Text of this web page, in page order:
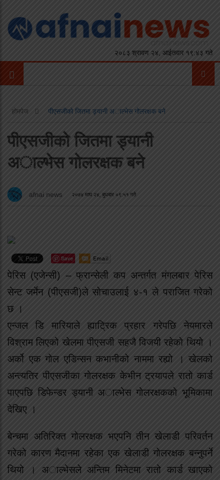
२०८३ श्रावण २४, आईतवार १९:४३ गते
होमपेज पीएसजीको जितमा ड्यानी अाल्भेस गोलरक्षक बने
पीएसजीको जितमा ड्यानी
अाल्भेस गोलरक्षक बने
afnai news २०७४ माघ २४, बुधबार ०९:५१ गते
Save
पेरिस (एजेन्सी) – फ्रान्सेली कप अन्तर्गत मंगलबार पेरिस
सेन्ट जर्मेन (पीएसजी)ले सोचाउलाई ४-१ ले पराजित गरेको
छ ।
एन्जल डि मारियाले ह्याट्रिक प्रहार गरेपछि नेयमारले
विश्राम लिएको खेलमा पीएसजी सहजै विजयी रहेको थियो ।
अर्को एक गोल एडिन्सन कभानीको नाममा रह्यो । खेलको
अन्त्यतिर पीएसजीका गोलरक्षक केभीन ट्रयापले रातो कार्ड
पाएपछि डिफेन्डर ड्यानी अाल्भेस गोलरक्षकको भूमिकामा
देखिए ।
बेन्चमा अतिरिक्त गोलरक्षक भएपनि तीन खेलाडी परिवर्तन
गरेको कारण मैदानमा रहेका एक खेलाडी गोलरक्षक बन्नुपर्ने
थियो । अाल्भेसले अन्तिम मिनेटमा रातो कार्ड खाएको